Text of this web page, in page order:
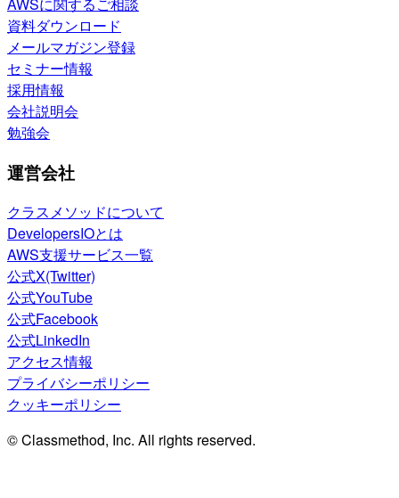
資料ダウンロード
メールマガジン登録
セミナー情報
採用情報
会社説明会
勉強会
運営会社
クラスメソッドについて
DevelopersIOとは
AWS支援サービス一覧
公式X(Twitter)
公式YouTube
公式Facebook
公式LinkedIn
アクセス情報
プライバシーポリシー
クッキーポリシー
© Classmethod, Inc. All rights reserved.